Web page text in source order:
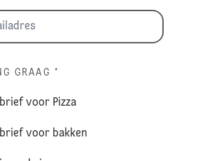
GRAAG *
voor Pizza
voor bakken